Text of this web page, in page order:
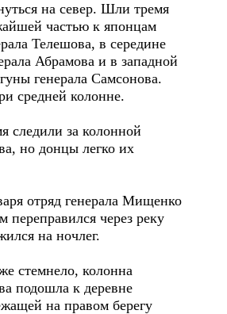
на север. Шли тремя
частью к японцам
Телешова, в середине
Абрамова и в западной
генерала Самсонова.
средней колонне.
следили за колонной
но донцы легко их
отряд генерала Мищенко
переправился через реку
на ночлег.
стемнело, колонна
подошла к деревне
на правом берегу